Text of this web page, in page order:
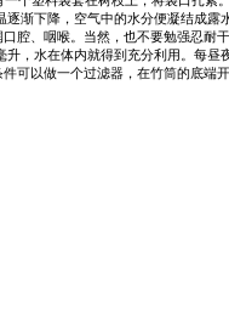
渐下降，空气中的水分便凝结成
、咽喉。当然，也不要勉强忍耐
，水在体内就得到充分利用。每
以做一个过滤器，在竹筒的底端